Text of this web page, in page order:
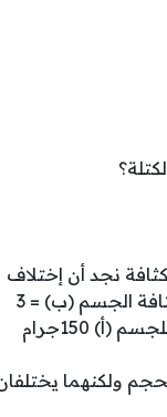
نجد أن إختلاف
الكثافة يعني بطبيعة الحال أختلاف الكتلة ولو أفترضنا أن كثافة الجسم (أ) = 5 جم/سم3 وكثافة الجسم (ب) = 3
جم/سم3 فبإفتراض أن حجم كل منهما 30 سم3 نجد أن الكتلة = الحجم X الكثافة وتساوي للجسم (أ) 150جرام
ولكنهما